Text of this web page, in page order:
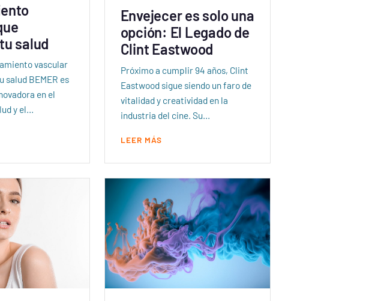
salud
vascular
salud BEMER es
en el
y el…
Envejecer es solo una
opción: El Legado de
Clint Eastwood
Próximo a cumplir 94 años, Clint
Eastwood sigue siendo un faro de
vitalidad y creatividad en la
industria del cine. Su…
LEER MÁS